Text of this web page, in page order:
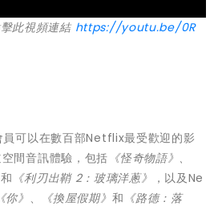
此視頻連結 https://youtu.be/0R
可以在數百部Netflix最受歡迎的影
間音訊體驗，包括 《怪奇物語》、
和 《利刃出鞘2：玻璃洋蔥》
，以及Ne
《你》 、 《換屋假期》 和 《路德：落